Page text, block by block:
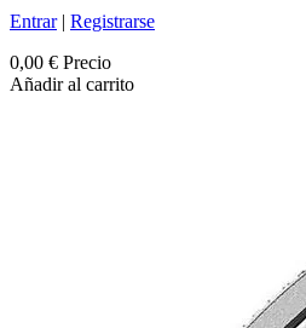
Entrar| Registrarse
0,00 € Precio
Añadir al carrito